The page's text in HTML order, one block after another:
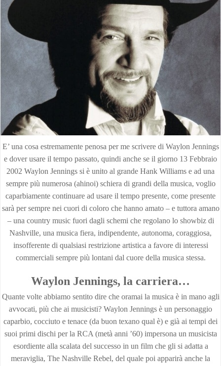
E’ una cosa estremamente penosa per me scrivere di Waylon Jennings
e dover usare il tempo passato, quindi anche se il giorno 13 Febbraio
2002 Waylon Jennings si è unito al grande Hank Williams e ad una
sempre più numerosa (ahinoi) schiera di grandi della musica, voglio
caparbiamente continuare ad usare il tempo presente, come presente
sarà per sempre nei cuori di coloro che hanno amato – e tuttora amano
– una country music fuori dagli schemi che regolano lo showbiz di
Nashville, una musica fiera, indipendente, autonoma, coraggiosa,
insofferente di qualsiasi restrizione artistica a favore di interessi
commerciali sempre più lontani dal cuore della musica stessa.
Waylon Jennings, la carriera…
Quante volte abbiamo sentito dire che oramai la musica è in mano agli
avvocati, più che ai musicisti? Waylon Jennings è un personaggio
caparbio, cocciuto e tenace (da buon texano qual è) e già ai tempi dei
suoi primi dischi per la RCA (metà anni ’60) impersona un musicista
esordiente alla scalata del successo in un film che gli si adatta a
meraviglia, The Nashville Rebel, del quale poi apparirà anche la